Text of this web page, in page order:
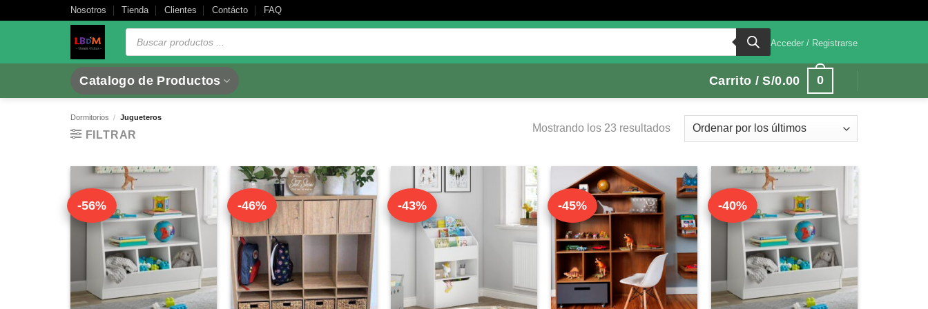
Nosotros Tienda Clientes Contácto FAQ
Búsqueda
Acceder / Registrarse
Catalogo de Productos Carrito /S/0.00 0
Dormitorios / Jugueteros
FILTRAR
Mostrando los 23 resultadosOrdenado
por
últimos
-56% -46% -43% -45% -40%